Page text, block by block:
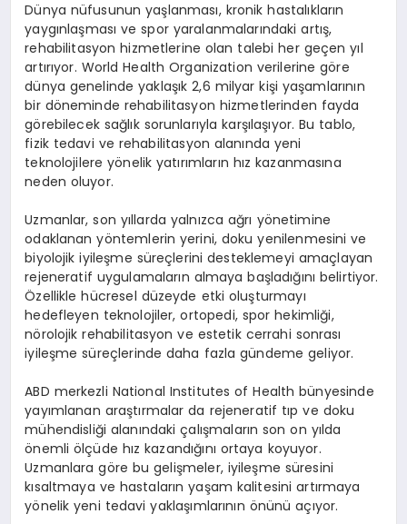
Dünya nüfusunun yaşlanması, kronik hastalıkların
yaygınlaşması ve spor yaralanmalarındaki artış,
rehabilitasyon hizmetlerine olan talebi her geçen yıl
artırıyor. World Health Organization verilerine göre
dünya genelinde yaklaşık 2,6 milyar kişi yaşamlarının
bir döneminde rehabilitasyon hizmetlerinden fayda
görebilecek sağlık sorunlarıyla karşılaşıyor. Bu tablo,
fizik tedavi ve rehabilitasyon alanında yeni
teknolojilere yönelik yatırımların hız kazanmasına
neden oluyor.
Uzmanlar, son yıllarda yalnızca ağrı yönetimine
odaklanan yöntemlerin yerini, doku yenilenmesini ve
biyolojik iyileşme süreçlerini desteklemeyi amaçlayan
rejeneratif uygulamaların almaya başladığını belirtiyor.
Özellikle hücresel düzeyde etki oluşturmayı
hedefleyen teknolojiler, ortopedi, spor hekimliği,
nörolojik rehabilitasyon ve estetik cerrahi sonrası
iyileşme süreçlerinde daha fazla gündeme geliyor.
ABD merkezli National Institutes of Health bünyesinde
yayımlanan araştırmalar da rejeneratif tıp ve doku
mühendisliği alanındaki çalışmaların son on yılda
önemli ölçüde hız kazandığını ortaya koyuyor.
Uzmanlara göre bu gelişmeler, iyileşme süresini
kısaltmaya ve hastaların yaşam kalitesini artırmaya
yönelik yeni tedavi yaklaşımlarının önünü açıyor.